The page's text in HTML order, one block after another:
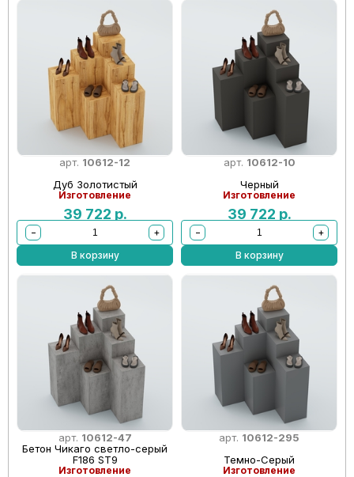
арт. 10612-12
Дуб Золотистый
Изготовление
39 722 р.
−
+
В корзину
арт. 10612-10
Черный
Изготовление
39 722 р.
−
+
В корзину
арт. 10612-47
Бетон Чикаго светло-серый
F186 ST9
Изготовление
арт. 10612-295
Темно-Серый
Изготовление